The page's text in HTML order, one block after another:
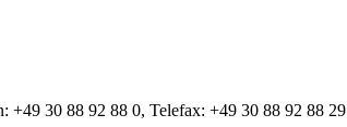
30 88 92 88 0, Telefax: +49 30 88 92 88 29